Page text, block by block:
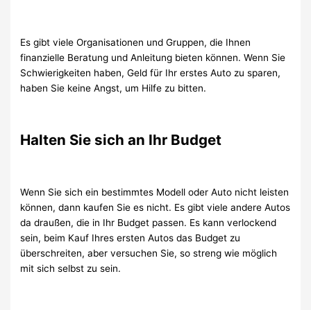
Es gibt viele Organisationen und Gruppen, die Ihnen
finanzielle Beratung und Anleitung bieten können. Wenn Sie
Schwierigkeiten haben, Geld für Ihr erstes Auto zu sparen,
haben Sie keine Angst, um Hilfe zu bitten.
Halten Sie sich an Ihr Budget
Wenn Sie sich ein bestimmtes Modell oder Auto nicht leisten
können, dann kaufen Sie es nicht. Es gibt viele andere Autos
da draußen, die in Ihr Budget passen. Es kann verlockend
sein, beim Kauf Ihres ersten Autos das Budget zu
überschreiten, aber versuchen Sie, so streng wie möglich
mit sich selbst zu sein.